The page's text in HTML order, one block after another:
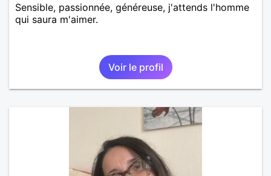
Sensible, passionnée, généreuse, j'attends l'homme
qui saura m'aimer.
Voir le profil